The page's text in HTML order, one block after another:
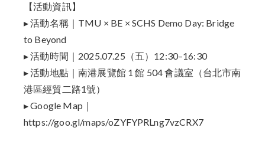
【活動資訊】
▸ 活動名稱｜TMU × BE × SCHS Demo Day: Bridge
to Beyond
▸ 活動時間｜2025.07.25（五）12:30–16:30
▸ 活動地點｜南港展覽館 1 館 504 會議室（台北市南
港區經貿二路1號）
▸ Google Map｜
https://goo.gl/maps/oZYFYPRLng7vzCRX7